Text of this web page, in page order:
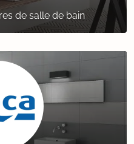
de salle de bain